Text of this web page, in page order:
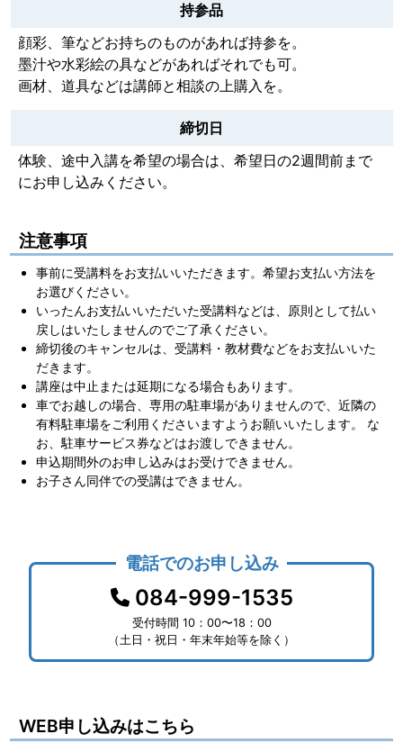
持参品
顔彩、筆などお持ちのものがあれば持参を。
墨汁や水彩絵の具などがあればそれでも可。
画材、道具などは講師と相談の上購入を。
締切日
体験、途中入講を希望の場合は、希望日の2週間前まで
にお申し込みください。
注意事項
事前に受講料をお支払いいただきます。希望お支払い方法を
お選びください。
いったんお支払いいただいた受講料などは、原則として払い
戻しはいたしませんのでご了承ください。
締切後のキャンセルは、受講料・教材費などをお支払いいた
だきます。
講座は中止または延期になる場合もあります。
車でお越しの場合、専用の駐車場がありませんので、近隣の
有料駐車場をご利用くださいますようお願いいたします。 な
お、駐車サービス券などはお渡しできません。
申込期間外のお申し込みはお受けできません。
お子さん同伴での受講はできません。
電話でのお申し込み
084-999-1535
受付時間 10：00〜18：00
（土日・祝日・年末年始等を除く）
WEB申し込みはこちら